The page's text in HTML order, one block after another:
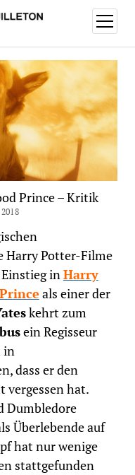
Menü
öffnen
Prince – Kritik
Harry Potter-Filme
inHarry
als einer der
kehrt zum
ein Regisseur
in
dass er den
vergessen hat.
Dumbledore
Überlebende auf
hat nur wenige
stattgefunden